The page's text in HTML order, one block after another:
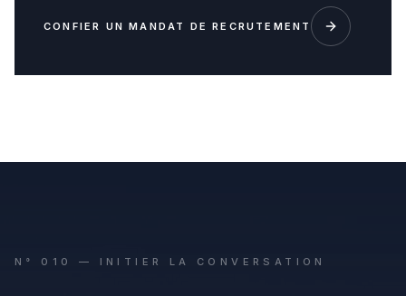
CONFIER UN MANDAT DE RECRUTEMENT
N° 010 — INITIER LA CONVERSATION